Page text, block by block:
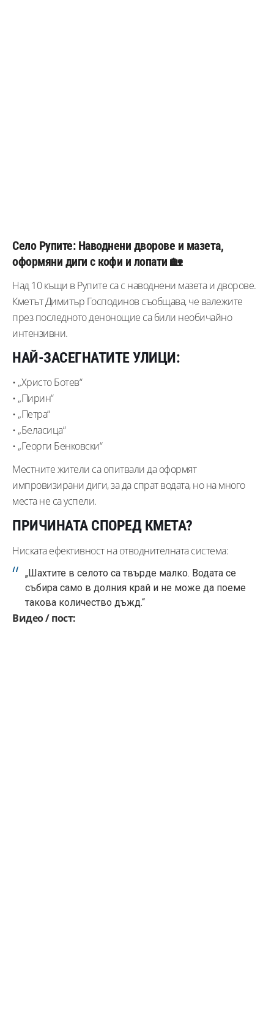
Село Рупите: Наводнени дворове и мазета,
оформяни диги с кофи и лопати 🏡
Над 10 къщи в Рупите са с наводнени мазета и дворове.
Кметът Димитър Господинов съобщава, че валежите
през последното денонощие са били необичайно
интензивни.
НАЙ-ЗАСЕГНАТИТЕ УЛИЦИ:
• „Христо Ботев“
• „Пирин“
• „Петра“
• „Беласица“
• „Георги Бенковски“
Местните жители са опитвали да оформят
импровизирани диги, за да спрат водата, но на много
места не са успели.
ПРИЧИНАТА СПОРЕД КМЕТА?
Ниската ефективност на отводнителната система:
„Шахтите в селото са твърде малко. Водата се
събира само в долния край и не може да поеме
такова количество дъжд.“
Видео / пост: